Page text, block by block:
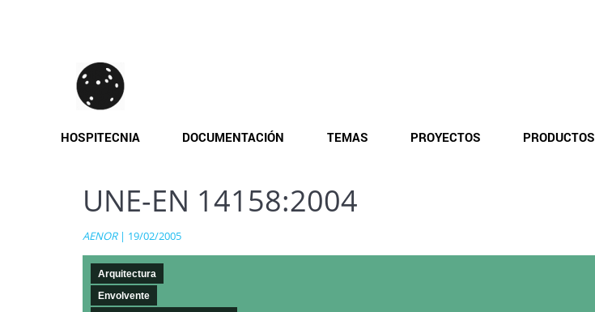
HOSPITECNIA DOCUMENTACIÓN TEMAS PROYECTOS PRODUCTOS
UNE-EN 14158:2004
AENOR| 19/02/2005
Arquitectura
Envolvente